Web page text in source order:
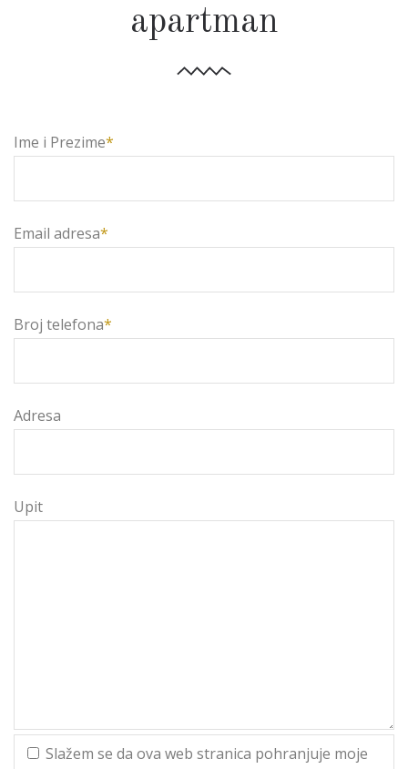
apartman
Ime i Prezime*
Email adresa*
Broj telefona*
Adresa
Upit
Slažem se da ova web stranica pohranjuje moje